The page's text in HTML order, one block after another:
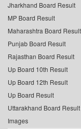
Jharkhand Board Result
MP Board Result
Maharashtra Board
Punjab Board Result
Rajasthan Board Result
Up Board 10th Result
Up Board 12th Result
Up Board Result
Uttarakhand Board Result
Images